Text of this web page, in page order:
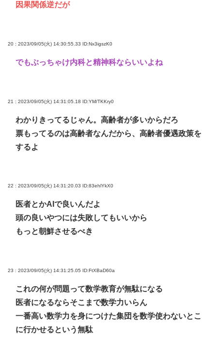
因果関係逆だが
20 : 2023/09/05(火) 14:30:55.33 ID:Nx3igszK0
でもぶっちゃけ内科と精神科ならいいよね
21 : 2023/09/05(火) 14:31:05.18 ID:YM/TKKry0
わかりきってるじゃん。高齢者が多いからだろ
票もってるのは高齢者なんだから、高齢者優遇政策を
するよ
22 : 2023/09/05(火) 14:31:20.03 ID:83ehlYkX0
医者とかAIで良いんだよ
頭の良いやつには失敗してもいいから
もっと朝鮮させるべき
23 : 2023/09/05(火) 14:31:25.05 ID:FtXBaD60a
これの何が問題って数学教育が無駄になる
医者になるならそこまで数学力いらん
一番高い数学力を身につけた集団を数学使わないとこ
に行かせるという無駄